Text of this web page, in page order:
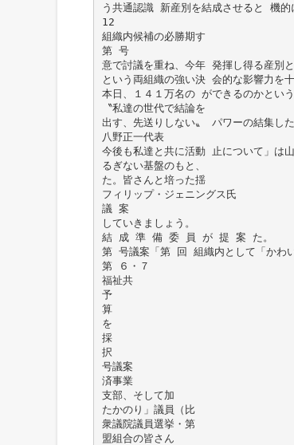
う共通認識 新産別を結成させると 機的
12
組織内候補の必勝期す
第 号
意で討議を重ね、今年 発揮し得る産別
という両組織の強い決 会的な影響力を
本日、１４１万名の ができるのかとい
〝私達の世代で結論を
出す、先送りしない〟 パワーの結集し
八野正一代表
今後も私達と共に活動 止について」は
るぎない基盤のもと、
た。皆さんと培った揺
フィリップ・ジェニングス氏
議 案
していきましょう。
結 成 準 備 委 員 が 提 案 た。
第 号議案「第 回 組織内として「かわ
第 ６・７
福祉共
予
算
を
採
択
号議案
済事業
支部、そして加
たかのり」議員（比
衆議院議員選挙・第
盟組合の皆さん